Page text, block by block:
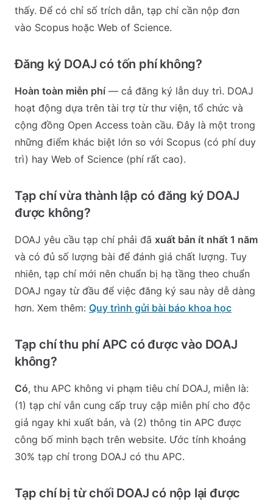
thấy. Để có chỉ số trích dẫn, tạp chí cần nộp đơn
vào Scopus hoặc Web of Science.
Đăng ký DOAJ có tốn phí không?
Hoàn toàn miễn phí— cả đăng ký lẫn duy trì. DOAJ
hoạt động dựa trên tài trợ từ thư viện, tổ chức và
cộng đồng Open Access toàn cầu. Đây là một trong
những điểm khác biệt lớn so với Scopus (có phí duy
trì) hay Web of Science (phí rất cao).
Tạp chí vừa thành lập có đăng ký DOAJ
được không?
DOAJ yêu cầu tạp chí phải đã xuất bản ít nhất 1 năm
và có đủ số lượng bài để đánh giá chất lượng. Tuy
nhiên, tạp chí mới nên chuẩn bị hạ tầng theo chuẩn
DOAJ ngay từ đầu để việc đăng ký sau này dễ dàng
hơn. Xem thêm: Quy trình gửi bài báo khoa học
Tạp chí thu phí APC có được vào DOAJ
không?
Có, thu APC không vi phạm tiêu chí DOAJ, miễn là:
(1) tạp chí vẫn cung cấp truy cập miễn phí cho độc
giả ngay khi xuất bản, và (2) thông tin APC được
công bố minh bạch trên website. Ước tính khoảng
30% tạp chí trong DOAJ có thu APC.
Tạp chí bị từ chối DOAJ có nộp lại được